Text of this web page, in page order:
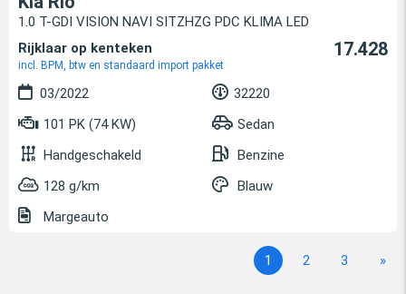
1.0 T-GDI VISION NAVI SITZHZG PDC KLIMA LED
Rijklaar op kenteken
incl. BPM, btw en standaard import pakket
17.428
03/2022
32220
101 PK (74 KW)
Sedan
Handgeschakeld
Benzine
128 g/km
Blauw
Margeauto
1 2 3 »